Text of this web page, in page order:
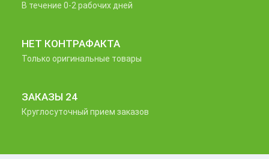
В течение 0-2 рабочих дней
НЕТ КОНТРАФАКТА
Только оригинальные товары
ЗАКАЗЫ 24
Круглосуточный прием заказов